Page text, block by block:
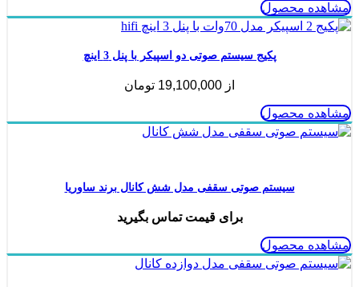
مشاهده محصول
پکیج سیستم صوتی دو اسپیکر با پنل 3 اینچ
از 19,100,000 تومان
مشاهده محصول
سیستم صوتی سقفی مدل شش کانال برند ساوریا
برای قیمت تماس بگیرید
مشاهده محصول